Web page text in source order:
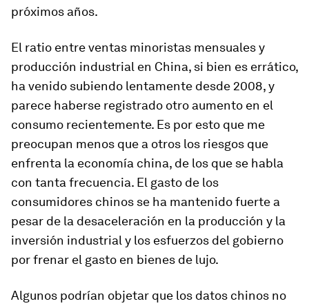
próximos años.
El ratio entre ventas minoristas mensuales y
producción industrial en China, si bien es errático,
ha venido subiendo lentamente desde 2008, y
parece haberse registrado otro aumento en el
consumo recientemente. Es por esto que me
preocupan menos que a otros los riesgos que
enfrenta la economía china, de los que se habla
con tanta frecuencia. El gasto de los
consumidores chinos se ha mantenido fuerte a
pesar de la desaceleración en la producción y la
inversión industrial y los esfuerzos del gobierno
por frenar el gasto en bienes de lujo.
Algunos podrían objetar que los datos chinos no